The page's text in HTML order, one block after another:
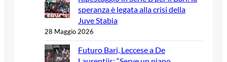
speranza è legata alla crisi della
Juve Stabia
28 Maggio 2026
Futuro Bari, Leccese a De